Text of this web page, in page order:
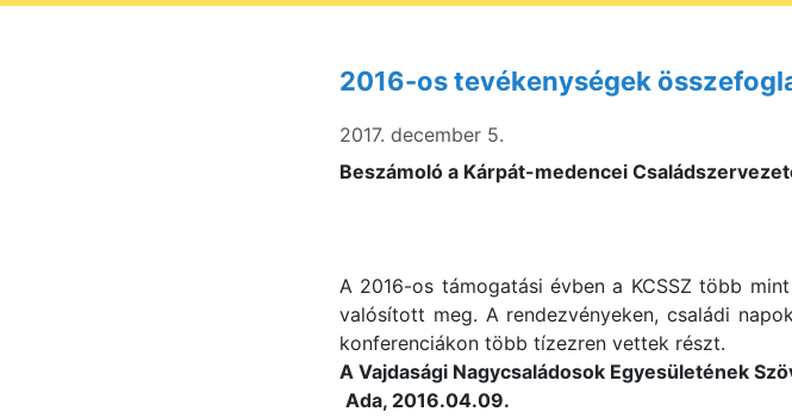
2016-os tevékenységek
2017. december 5.
Beszámoló a Kárpát-medencei
A 2016-os támogatási évben a KCSSZ több
valósított meg. A rendezvényeken, családi
konferenciákon több tízezren vettek részt.
A Vajdasági Nagycsaládosok Egyesületének
Ada, 2016.04.09.